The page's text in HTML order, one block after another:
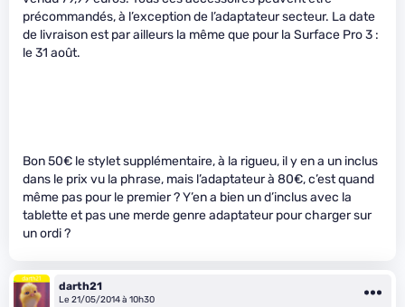
précommandés, à l’exception de l’adaptateur secteur. La date
de livraison est par ailleurs la même que pour la Surface Pro 3 :
le 31 août.
Bon 50€ le stylet supplémentaire, à la rigueu, il y en a un inclus
dans le prix vu la phrase, mais l’adaptateur à 80€, c’est quand
même pas pour le premier ? Y’en a bien un d’inclus avec la
tablette et pas une merde genre adaptateur pour charger sur
un ordi ?
darth21
Le 21/05/2014 à 10h30